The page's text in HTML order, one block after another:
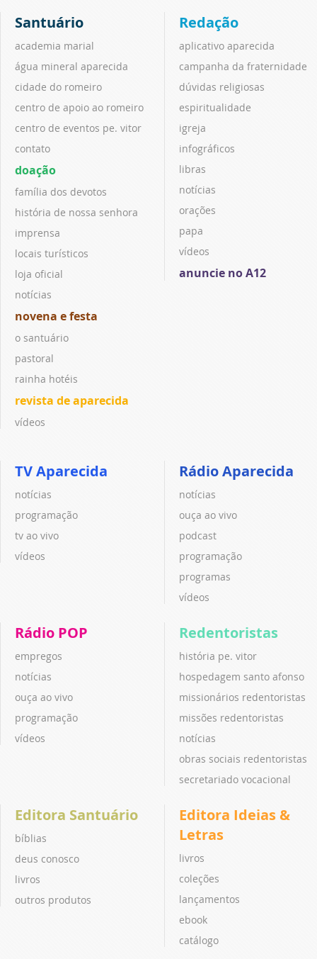
Santuário
academia marial
água mineral aparecida
cidade do romeiro
centro de apoio ao romeiro
centro de eventos pe. vitor
contato
doação
família dos devotos
história de nossa senhora
imprensa
locais turísticos
loja oficial
notícias
novena e festa
o santuário
pastoral
rainha hotéis
revista de aparecida
vídeos
Redação
aplicativo aparecida
campanha da fraternidade
dúvidas religiosas
espiritualidade
igreja
infográficos
libras
notícias
orações
papa
vídeos
anuncie no A12
TV Aparecida
notícias
programação
tv ao vivo
vídeos
Rádio Aparecida
notícias
ouça ao vivo
podcast
programação
programas
vídeos
Rádio POP
empregos
notícias
ouça ao vivo
programação
vídeos
Redentoristas
história pe. vitor
hospedagem santo afonso
missionários redentoristas
missões redentoristas
notícias
obras sociais redentoristas
secretariado vocacional
Editora Santuário
bíblias
deus conosco
livros
outros produtos
Editora Ideias &
Letras
livros
coleções
lançamentos
ebook
catálogo